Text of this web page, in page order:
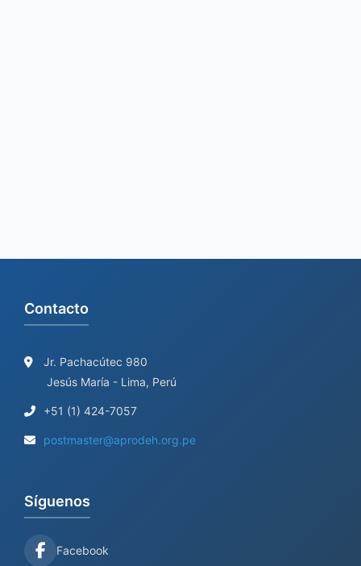
Contacto
Jr. Pachacútec 980
Jesús María - Lima, Perú
+51 (1) 424-7057
postmaster@aprodeh.org.pe
Síguenos
Facebook